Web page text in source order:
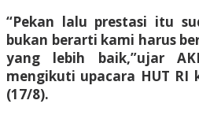
“Pekan lalu prestasi itu
bukan berarti kami harus
yang lebih baik,”ujar
mengikuti upacara HUT RI
(17/8).